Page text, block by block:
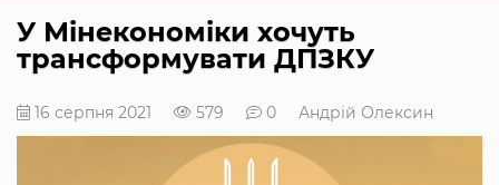
У Мінекономіки хочуть
трансформувати ДПЗКУ
16 серпня 2021 579 0 Андрій Олексин